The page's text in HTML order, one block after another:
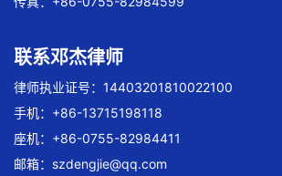
联系邓杰律师
律师执业证号：14403201810022100
手机：+86-13715198118
座机：+86-0755-82984411
邮箱： szdengjie@qq.com